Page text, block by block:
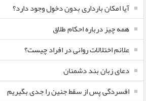
آیا امکان بارداری بدون دخول وجود دارد؟
همه چیز درباره احکام طلاق
علائم اختلالات روانی در افراد چیست؟
دعای زبان بند دشمنان
افسردگی پس از سقط جنین را جدی بگیریم